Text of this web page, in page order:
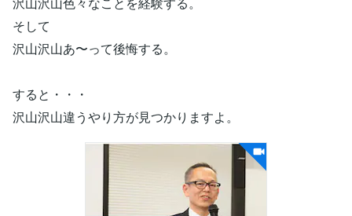
そして
沢山沢山あ〜って後悔する。
すると・・・
沢山沢山違うやり方が見つかりますよ。